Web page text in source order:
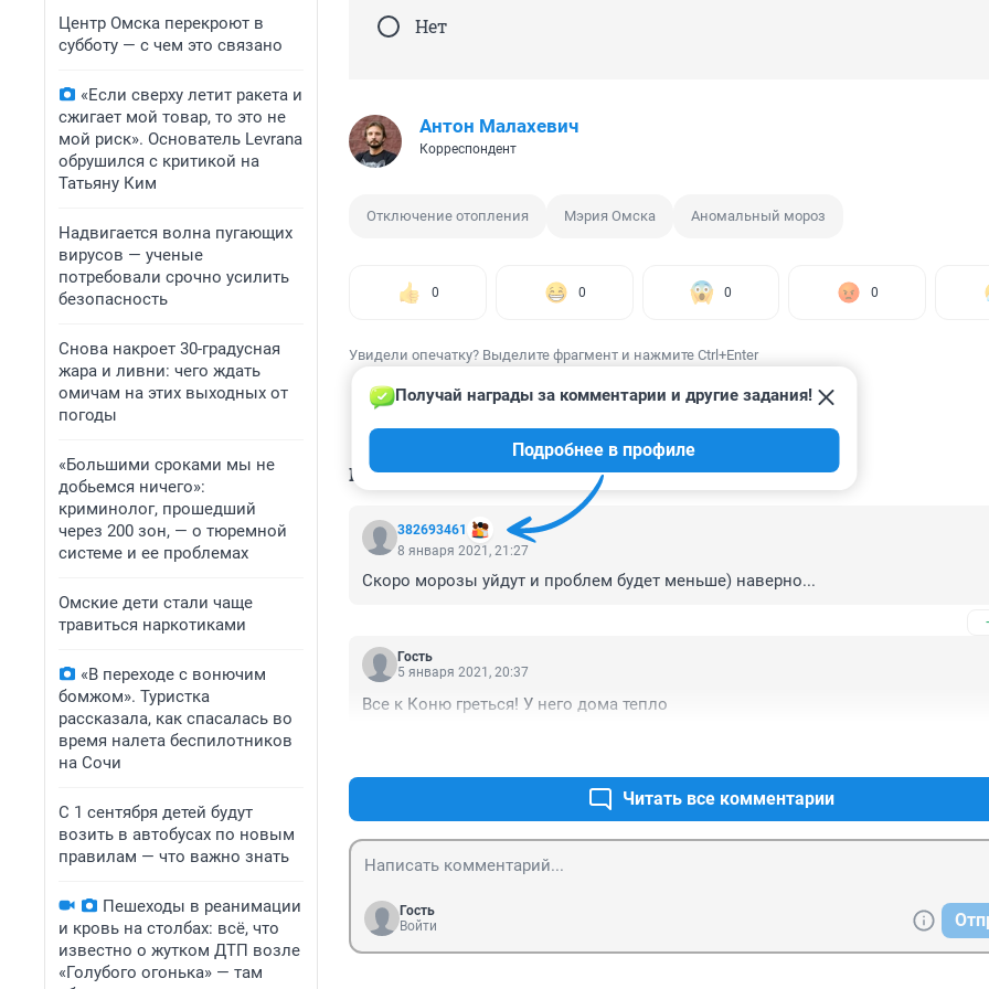
Центр Омска перекроют в
субботу — с чем это связано
«Если сверху летит ракета и
сжигает мой товар, то это не
мой риск». Основатель Levrana
обрушился с критикой на
Татьяну Ким
Надвигается волна пугающих
вирусов — ученые
потребовали срочно усилить
безопасность
Снова накроет 30-градусная
жара и ливни: чего ждать
омичам на этих выходных от
погоды
«Большими сроками мы не
добьемся ничего»:
криминолог, прошедший
через 200 зон, — о тюремной
системе и ее проблемах
Омские дети стали чаще
травиться наркотиками
«В переходе с вонючим
бомжом». Туристка
рассказала, как спасалась во
время налета беспилотников
на Сочи
С 1 сентября детей будут
возить в автобусах по новым
правилам — что важно знать
Пешеходы в реанимации
и кровь на столбах: всё, что
известно о жутком ДТП возле
«Голубого огонька» — там
Нет
Антон Малахевич
Корреспондент
Отключение отопления Мэрия Омска Аномальный мороз
0 0 0 0
Увидели опечатку? Выделите фрагмент и нажмите Ctrl+Enter
КОММЕНТАРИИ 46
382693461
Получай награды за комментарии и другие задания!
Подробнее в профиле
8 января 2021, 21:27
Скоро морозы уйдут и проблем будет меньше) наверно...
Гость
5 января 2021, 20:37
Все к Коню греться! У него дома тепло
Читать все комментарии
Гость
Войти